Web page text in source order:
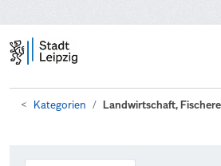
Kategorien Landwirtschaft,